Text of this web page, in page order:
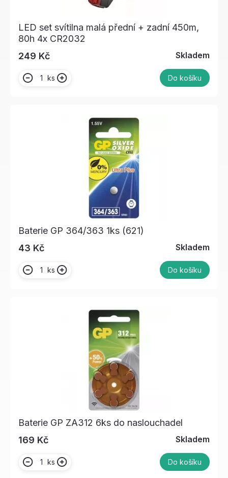
LED set svítilna malá přední + zadní 450m,
80h 4x CR2032
249 Kč
Skladem
ks Do košíku
Baterie GP 364/363 1ks (621)
43 Kč
Skladem
ks Do košíku
Baterie GP ZA312 6ks do naslouchadel
169 Kč
Skladem
ks Do košíku